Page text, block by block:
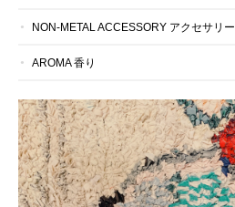
NON-METAL ACCESSORY アクセサリー
AROMA 香り